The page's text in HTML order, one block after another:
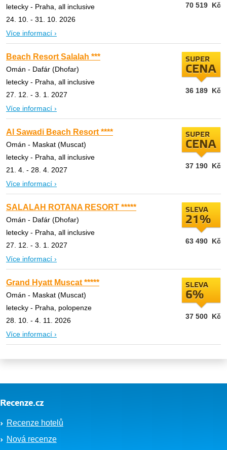
letecky - Praha, all inclusive
24. 10. - 31. 10. 2026
Více informací ›
70 519 Kč
Beach Resort Salalah ***
Omán - Dafár (Dhofar)
letecky - Praha, all inclusive
27. 12. - 3. 1. 2027
Více informací ›
SUPER
CENA
36 189 Kč
Al Sawadi Beach Resort ****
Omán - Maskat (Muscat)
letecky - Praha, all inclusive
21. 4. - 28. 4. 2027
Více informací ›
SUPER
CENA
37 190 Kč
SALALAH ROTANA RESORT *****
Omán - Dafár (Dhofar)
letecky - Praha, all inclusive
27. 12. - 3. 1. 2027
Více informací ›
SLEVA
21%
63 490 Kč
Grand Hyatt Muscat *****
Omán - Maskat (Muscat)
letecky - Praha, polopenze
28. 10. - 4. 11. 2026
Více informací ›
SLEVA
6%
37 500 Kč
Recenze.cz
Recenze hotelů
Nová recenze